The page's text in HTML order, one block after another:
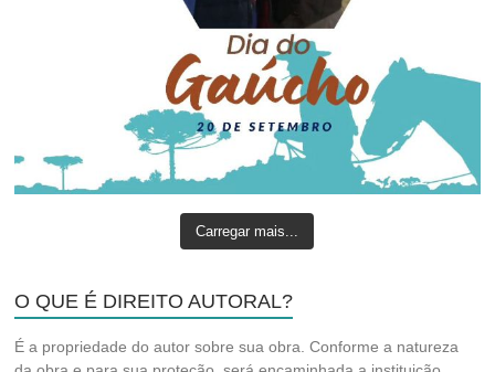
Carregar mais...
O QUE É DIREITO AUTORAL?
É a propriedade do autor sobre sua obra. Conforme a natureza